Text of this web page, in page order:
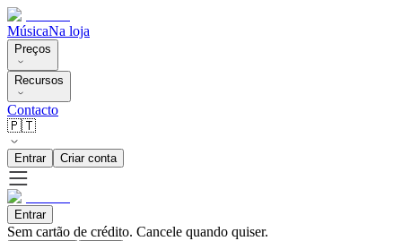
MúsicaNa loja
Preços
Recursos
Contacto
🇵🇹
Entrar Criar conta
Entrar
Sem cartão de crédito. Cancele quando quiser.